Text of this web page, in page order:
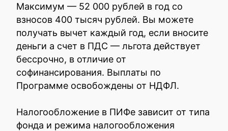
Максимум — 52 000 рублей в год со
взносов 400 тысяч рублей. Вы можете
получать вычет каждый год, если вносите
деньги а счет в ПДС — льгота действует
бессрочно, в отличие от
софинансирования. Выплаты по
Программе освобождены от НДФЛ.
Налогообложение в ПИФе зависит от типа
фонда и режима налогообложения